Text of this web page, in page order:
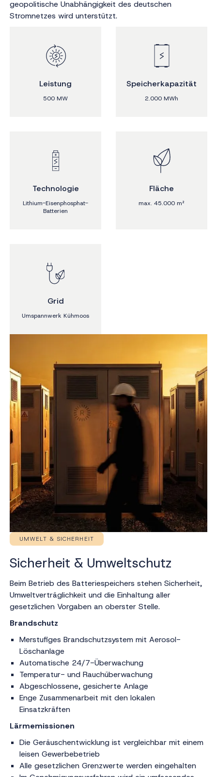
geopolitische Unabhängigkeit des deutschen
Stromnetzes wird unterstützt.
Leistung
500 MW
Speicherkapazität
2.000 MWh
Technologie
Lithium-Eisenphosphat-
Batterien
Fläche
max. 45.000 m²
Grid
Umspannwerk Kühmoos
UMWELT & SICHERHEIT
Sicherheit & Umweltschutz
Beim Betrieb des Batteriespeichers stehen Sicherheit,
Umweltverträglichkeit und die Einhaltung aller
gesetzlichen Vorgaben an oberster Stelle.
Brandschutz
Merstufiges Brandschutzsystem mit Aerosol-
Löschanlage
Automatische 24/7-Überwachung
Temperatur- und Rauchüberwachung
Abgeschlossene, gesicherte Anlage
Enge Zusammenarbeit mit den lokalen
Einsatzkräften
Lärmemissionen
Die Geräuschentwicklung ist vergleichbar mit einem
leisen Gewerbebetrieb
Alle gesetzlichen Grenzwerte werden eingehalten